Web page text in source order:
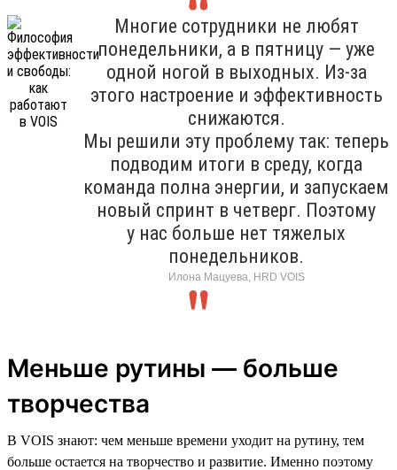
Многие сотрудники не любят
понедельники, а в пятницу — уже
одной ногой в выходных. Из-за
этого настроение и эффективность
снижаются.
Мы решили эту проблему так: теперь
подводим итоги в среду, когда
команда полна энергии, и запускаем
новый спринт в четверг. Поэтому
у нас больше нет тяжелых
понедельников.
Илона Мацуева, HRD VOIS
Меньше рутины — больше
творчества
В VOIS знают: чем меньше времени уходит на рутину, тем
больше остается на творчество и развитие. Именно поэтому